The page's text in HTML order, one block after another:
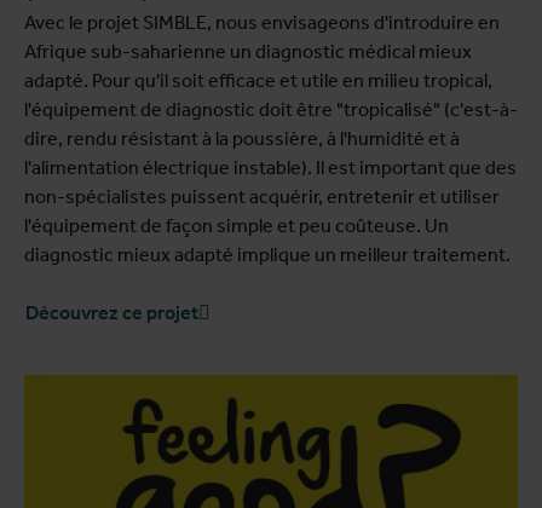
Avec le projet SIMBLE, nous envisageons d'introduire en
Afrique sub-saharienne un diagnostic médical mieux
adapté. Pour qu'il soit efficace et utile en milieu tropical,
l'équipement de diagnostic doit être "tropicalisé" (c'est-à-
dire, rendu résistant à la poussière, à l'humidité et à
l'alimentation électrique instable). Il est important que des
non-spécialistes puissent acquérir, entretenir et utiliser
l'équipement de façon simple et peu coûteuse. Un
diagnostic mieux adapté implique un meilleur traitement.
Découvrez ce projet